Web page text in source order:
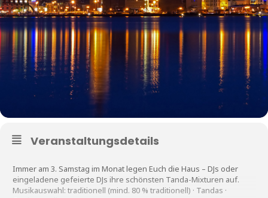
Veranstaltungsdetails
Immer am 3. Samstag im Monat legen Euch die Haus – DJs oder
eingeladene gefeierte DJs ihre schönsten Tanda-Mixturen auf.
Musikauswahl: traditionell (mind. 80 % traditionell) · Tandas ·